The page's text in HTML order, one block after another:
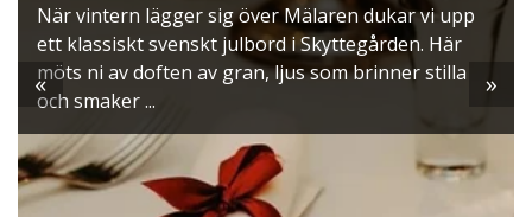
När vintern lägger sig över Mälaren dukar vi upp
ett klassiskt svenskt julbord i Skyttegården. Här
möts ni av doften av gran, ljus som brinner stilla
och smaker ...
« »